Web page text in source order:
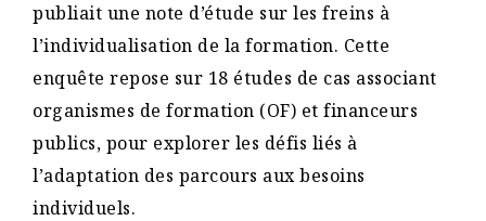
publiait une note d’étude sur les freins à
l’individualisation de la formation. Cette
enquête repose sur 18 études de cas associant
organismes de formation (OF) et financeurs
publics, pour explorer les défis liés à
l’adaptation des parcours aux besoins
individuels.